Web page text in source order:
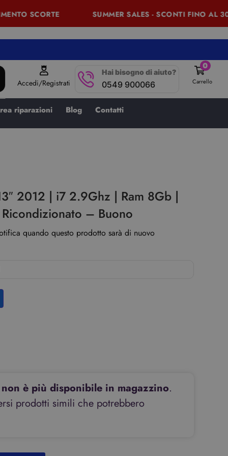
SCORTE SUMMER SALES - SCONTI FINO AL
Accedi/Registrati
Hai bisogno di aiuto?
0549 900066
0
Carrello
riparazioni Blog Contatti
2012 | i7 2.9Ghz | Ram 8Gb |
– Buono
quando questo prodotto sarà di nuovo
non è più disponibile in magazzino.
prodotti simili che potrebbero